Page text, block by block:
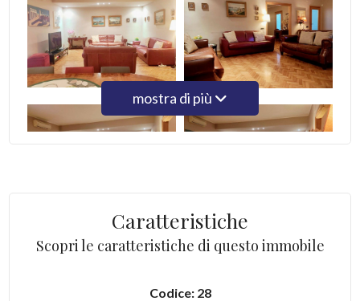
mostra di più
Caratteristiche
Scopri le caratteristiche di questo immobile
Codice: 28
Bagni
minimi
Qualsiasi
1